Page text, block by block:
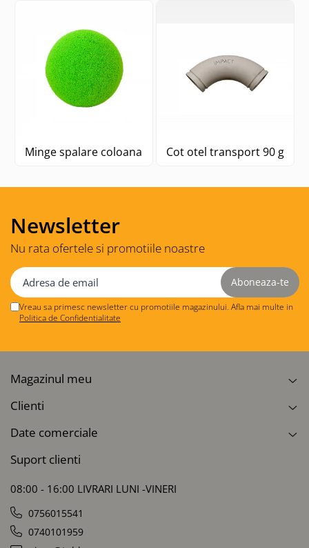
Minge spalare coloana Cot otel transport 90
Newsletter
Nu rata ofertele si promotiile noastre
Vreau sa primesc newsletter cu promotiile magazinului. Afla mai multe in
Politica de Confidentialitate
Magazinul meu
Clienti
Date comerciale
Suport clienti
08:00 - 16:00 LIVRARI LUNI -VINERI
0756015541
0740101959